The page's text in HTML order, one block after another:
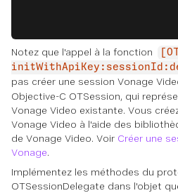
Notez que l'appel à la fonction
pas créer une session Vonage
Objective-C OTSession, qui
Vonage Video existante. Vous
Vonage Video à l'aide des
de Vonage Video. Voir Créer une
Vonage.
Implémentez les méthodes du
OTSessionDelegate dans l'objet